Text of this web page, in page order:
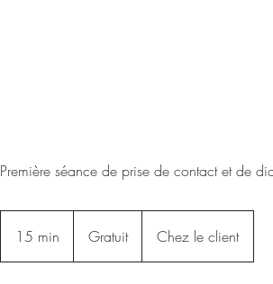
Première séance de prise de contact et de
15 min
5
Gratuit Chez le client